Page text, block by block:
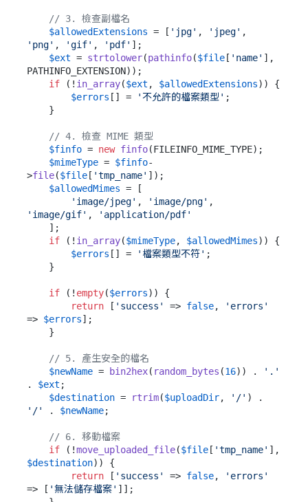
// 3. 檢查副檔名
$allowedExtensions = [ 'jpg' , 'jpeg'
'png' , 'gif' , 'pdf' ];
$ext = strtolower(pathinfo($file [ 'name' ],
PATHINFO_EXTENSION));
if (! in_array($ext , $allowedExtensions)) {
$errors [] = '不允許的檔案類型' ;
// 4. 檢查 MIME 類型
$finfo = new finfo(FILEINFO_MIME_TYPE);
$mimeType = $finfo-
>file($file [ 'tmp_name' ]);
$allowedMimes = [
'image/jpeg' , 'image/png'
'image/gif' ,
'application/pdf'
if (! in_array($mimeType, $allowedMimes)) {
$errors [] = '檔案類型不符' ;
if (! empty($errors)) {
return [ 'success' => false,
'errors'
=> $errors];
// 5. 產生安全的檔名
$newName = bin2hex( random_bytes (16)) .
'.'
. $ext ;
$destination = rtrim($uploadDir, '/'
'/'
. $newName;
// 6. 移動檔案
if (!move_uploaded_file($file [ 'tmp_name'
$destination)) {
return [ 'success' => false,
'errors'
=> [ '無法儲存檔案' ]];